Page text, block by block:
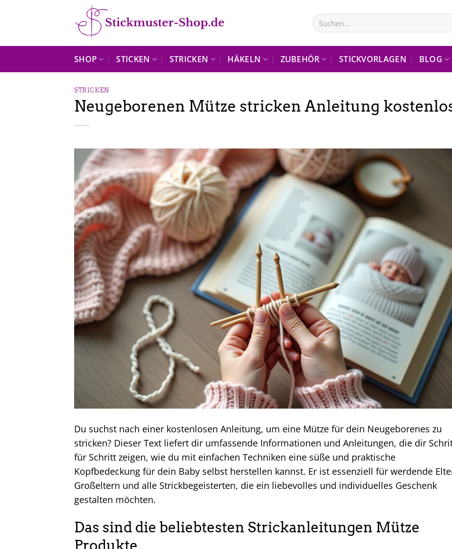
Suchen
nach:
SHOP STICKEN STRICKEN HÄKELN ZUBEHÖR STICKVORLAGEN BLOG
STRICKEN
Neugeborenen Mütze stricken Anleitung
Du suchst nach einer kostenlosen Anleitung, um eine Mütze für dein Neugeborenes zu
stricken? Dieser Text liefert dir umfassende Informationen und Anleitungen, die dir
für Schritt zeigen, wie du mit einfachen Techniken eine süße und praktische
Kopfbedeckung für dein Baby selbst herstellen kannst. Er ist essenziell für werdende
Großeltern und alle Strickbegeisterten, die ein liebevolles und individuelles Geschenk
gestalten möchten.
Das sind die beliebtesten Strickanleitungen Mütze